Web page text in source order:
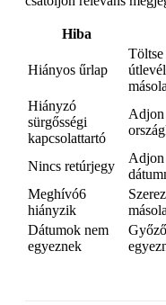
Hiba
Hiányos űrlap
Töltse
Hiányzó
sürgősségi
kapcsolattartó
Adjon
Nincs retúrjegy
Adjon
Meghívó6
hiányzik
Dátumok nem
egyeznek